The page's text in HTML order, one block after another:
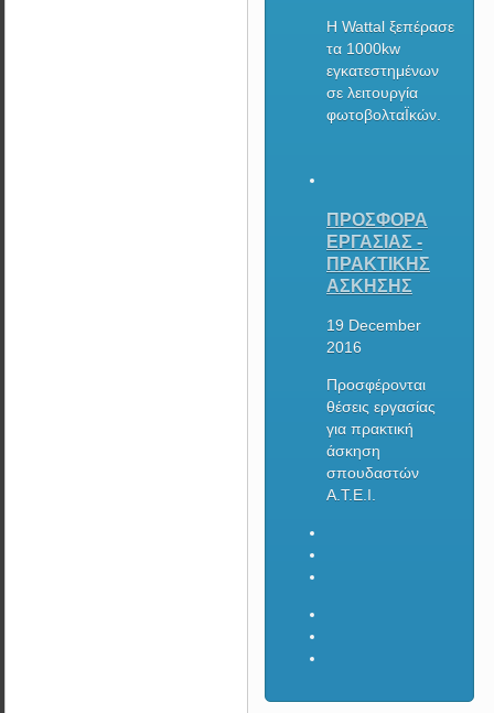
Η Wattal ξεπέρασε
τα 1000kw
εγκατεστημένων
σε λειτουργία
φωτοβολταΪκών.
ΠΡΟΣΦΟΡΑ
ΕΡΓΑΣΙΑΣ -
ΠΡΑΚΤΙΚΗΣ
ΑΣΚΗΣΗΣ
19 December
2016
Προσφέρονται
θέσεις εργασίας
για πρακτική
άσκηση
σπουδαστών
Α.Τ.Ε.Ι.